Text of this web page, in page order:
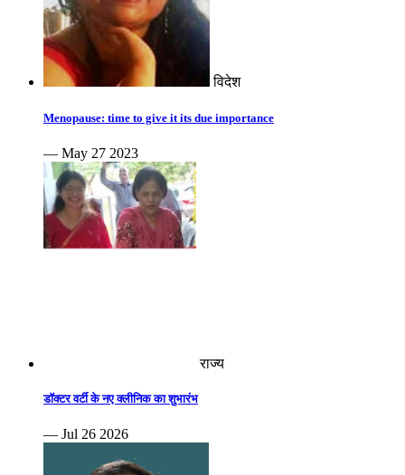
विदेश
Menopause: time to give it its due importance
— May 27 2023
राज्य
डॉक्टर वर्टी के नए क्लीनिक का शुभारंभ
— Jul 26 2026